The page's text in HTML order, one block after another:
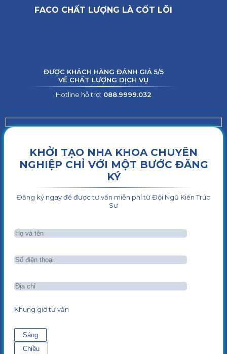
FACO CHẤT LƯỢNG LÀ CỐT LÕI
ĐƯỢC KHÁCH HÀNG ĐÁNH GIÁ 5/5
VỀ CHẤT LƯỢNG DỊCH VỤ
Hotline hỗ trợ: 088.9999.032
KHỞI TẠO NHA KHOA CHUYÊN
NGHIỆP CHỈ VỚI MỘT BƯỚC ĐĂNG
KÝ
Đăng ký ngay để được tư vấn miễn phí từ Đội Ngũ Kiến Trúc
Sư
Khung giờ tư vấn
Sáng
Chiều